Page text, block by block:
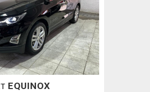
EQUINOX